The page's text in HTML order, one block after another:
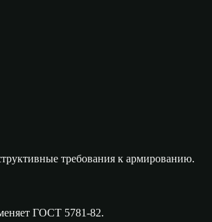
требования к армированию.
ГОСТ 5781-82.